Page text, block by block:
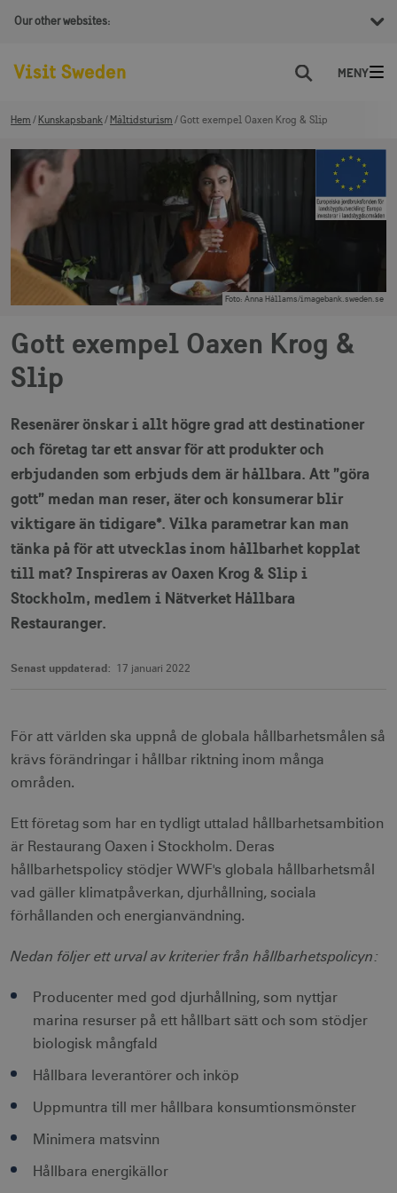
Our other websites:
Sök
Hem Kunskapsbank Måltidsturism Gott exempel Oaxen Krog & Slip
Foto: Anna Hållams/imagebank.sweden.se
Gott exempel Oaxen Krog &
Slip
Resenärer önskar i allt högre grad att destinationer
och företag tar ett ansvar för att produkter och
erbjudanden som erbjuds dem är hållbara. Att ”göra
gott” medan man reser, äter och konsumerar blir
viktigare än tidigare*. Vilka parametrar kan man
tänka på för att utvecklas inom hållbarhet kopplat
till mat? Inspireras av Oaxen Krog & Slip i
Stockholm, medlem i Nätverket Hållbara
Restauranger.
Senast uppdaterad: 17 januari 2022
För att världen ska uppnå de globala hållbarhetsmålen så
krävs förändringar i hållbar riktning inom många
områden.
Ett företag som har en tydligt uttalad hållbarhetsambition
är Restaurang Oaxen i Stockholm. Deras
hållbarhetspolicy stödjer WWF's globala hållbarhetsmål
vad gäller klimatpåverkan, djurhållning, sociala
förhållanden och energianvändning.
Nedan följer ett urval av kriterier från hållbarhetspolicyn:
Producenter med god djurhållning, som nyttjar
marina resurser på ett hållbart sätt och som stödjer
biologisk mångfald
Hållbara leverantörer och inköp
Uppmuntra till mer hållbara konsumtionsmönster
Minimera matsvinn
Hållbara energikällor